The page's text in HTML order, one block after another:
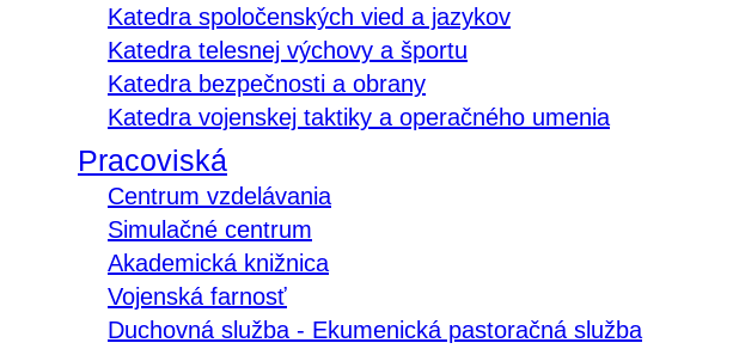
Katedra spoločenských vied a jazykov
Katedra telesnej výchovy a športu
Katedra bezpečnosti a obrany
Katedra vojenskej taktiky a operačného umenia
Pracoviská
Centrum vzdelávania
Simulačné centrum
Akademická knižnica
Vojenská farnosť
Duchovná služba - Ekumenická pastoračná služba